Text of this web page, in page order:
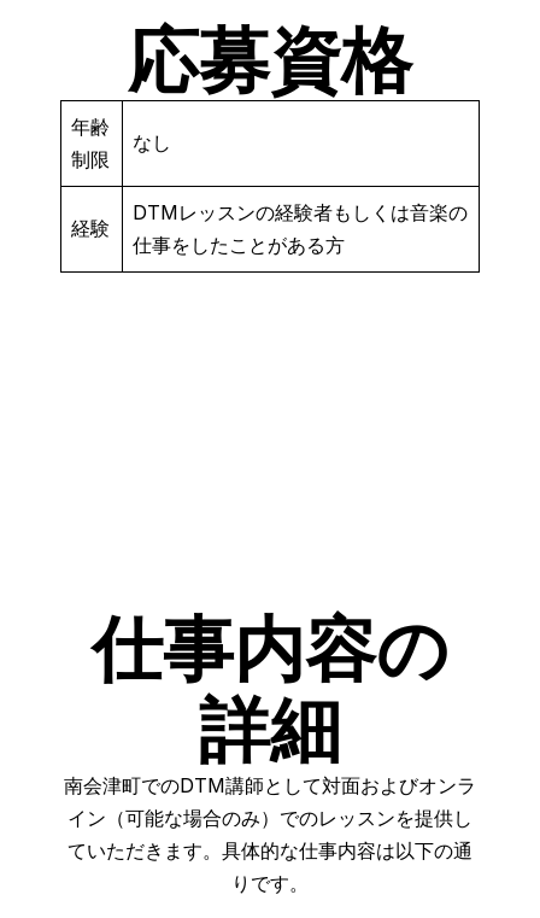
応募資格
年齢
制限
なし
経験
DTMレッスンの経験者もしくは音楽の
仕事をしたことがある方
仕事内容の
詳細
南会津町でのDTM講師として対面およびオンラ
イン（可能な場合のみ）でのレッスンを提供し
ていただきます。具体的な仕事内容は以下の通
りです。